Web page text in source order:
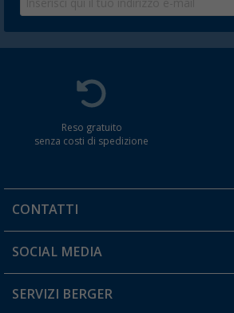
Reso gratuito
senza costi di spedizione
CONTATTI
Orari di apertura del servizio:
Hai una domanda?
SOCIAL MEDIA
SERVIZI BERGER